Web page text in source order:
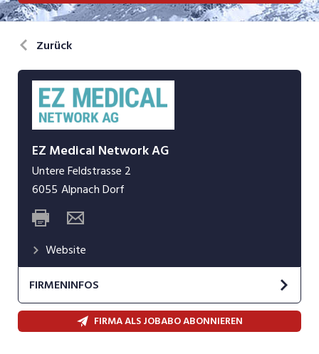
Zurück
EZ Medical Network AG
Untere Feldstrasse 2
6055 Alpnach Dorf
Website
FIRMENINFOS
Seit 2007 übernimmt und betreibt EZ Medical
Network Hausarzt-Praxen in der Deutschschweiz.
FIRMA ALS JOBABO ABONNIEREN